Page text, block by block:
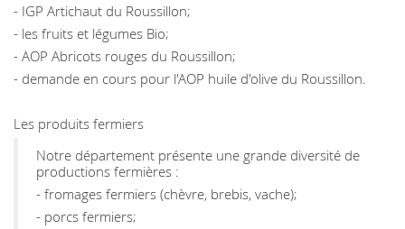
- IGP Artichaut du Roussillon;
- les fruits et légumes Bio;
- AOP Abricots rouges du Roussillon;
- demande en cours pour l'AOP huile d'olive du Roussillon.
Les produits fermiers
Notre département présente une grande diversité de
productions fermières :
- fromages fermiers (chèvre, brebis, vache);
- porcs fermiers;